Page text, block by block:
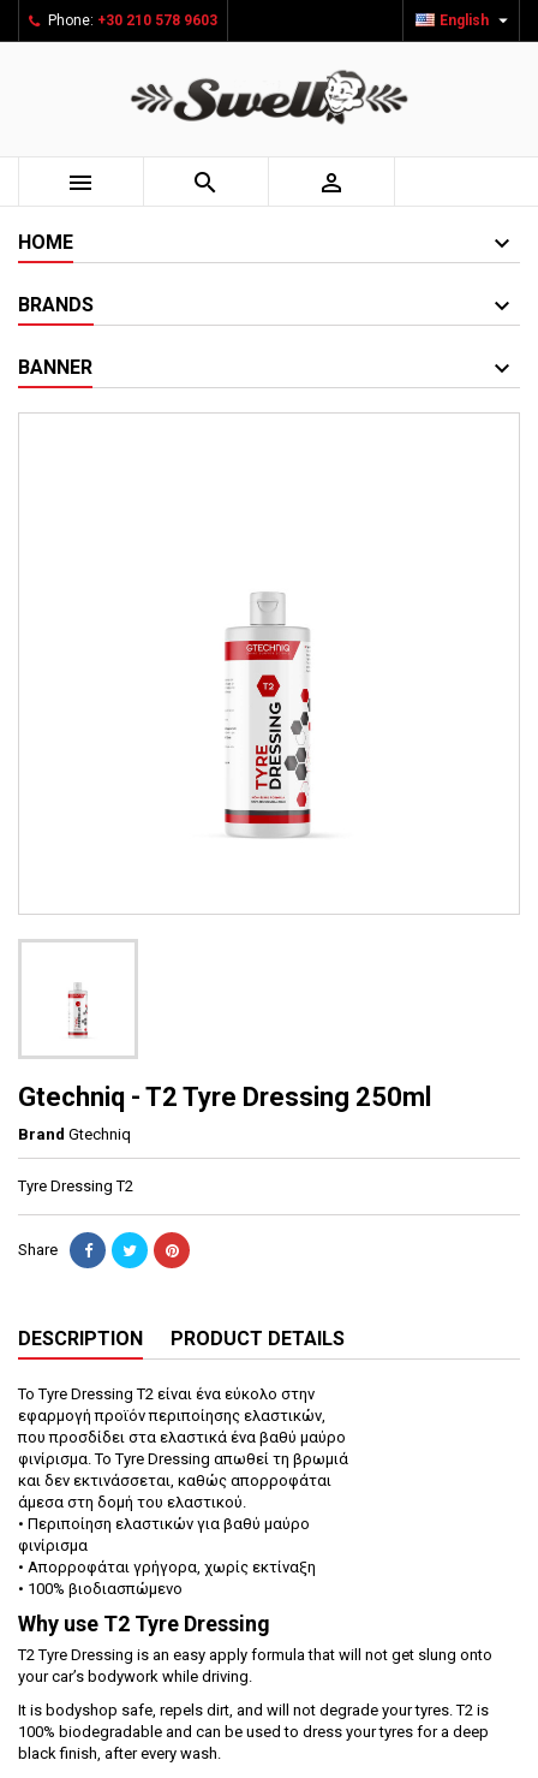
Phone: +30 210 578 9603 English 
  
HOME
BRANDS
BANNER
Gtechniq - T2 Tyre Dressing 250ml
Brand Gtechniq
Tyre Dressing T2
Share
DESCRIPTION PRODUCT DETAILS
Το Tyre Dressing T2 είναι ένα εύκολο στην
εφαρμογή προϊόν περιποίησης ελαστικών,
που προσδίδει στα ελαστικά ένα βαθύ μαύρο
φινίρισμα. Το Tyre Dressing απωθεί τη βρωμιά
και δεν εκτινάσσεται, καθώς απορροφάται
άμεσα στη δομή του ελαστικού.
• Περιποίηση ελαστικών για βαθύ μαύρο
φινίρισμα
• Απορροφάται γρήγορα, χωρίς εκτίναξη
• 100% βιοδιασπώμενο
Why use T2 Tyre Dressing
T2 Tyre Dressing is an easy apply formula that will not get slung onto
your car’s bodywork while driving.
It is bodyshop safe, repels dirt, and will not degrade your tyres. T2 is
100% biodegradable and can be used to dress your tyres for a deep
black finish, after every wash.